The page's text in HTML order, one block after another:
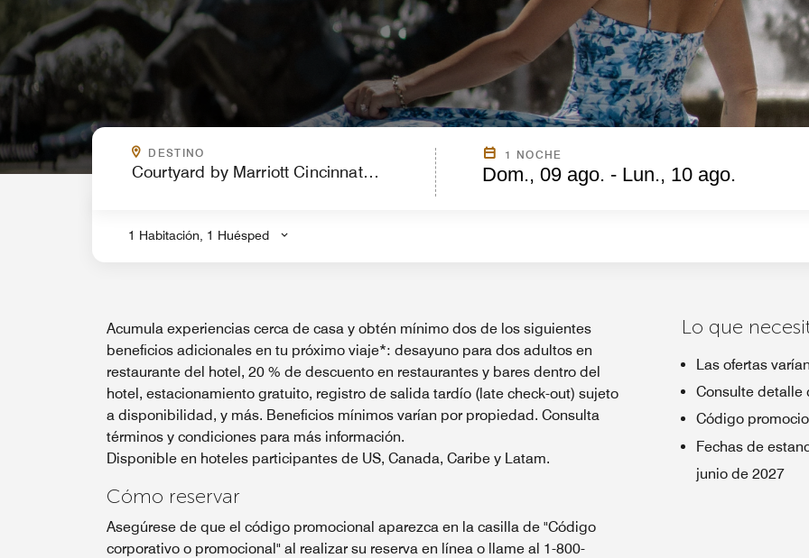
DESTINO
.
1 NOCHE
Dom., 09 ago. - Lun., 10 ago.
1 Habitación, 1 Huésped
Acumula experiencias cerca de casa y obtén mínimo dos de los siguientes
beneficios adicionales en tu próximo viaje*: desayuno para dos adultos en
restaurante del hotel, 20 % de descuento en restaurantes y bares dentro del
hotel, estacionamiento gratuito, registro de salida tardío (late check-out) sujeto
a disponibilidad, y más. Beneficios mínimos varían por propiedad. Consulta
términos y condiciones para más información.
Disponible en hoteles participantes de US, Canada, Caribe y Latam.
Cómo reservar
Asegúrese de que el código promocional aparezca en la casilla de "Código
corporativo o promocional" al realizar su reserva en línea o llame al 1-800-
Lo que
Las ofertas
Consulte detalle
Código
Fechas de
junio de 2027